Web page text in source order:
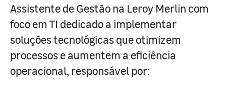
Assistente de Gestão na Leroy Merlin com
foco em TI dedicado a implementar
soluções tecnológicas que otimizem
processos e aumentem a eficiência
operacional, responsável por: